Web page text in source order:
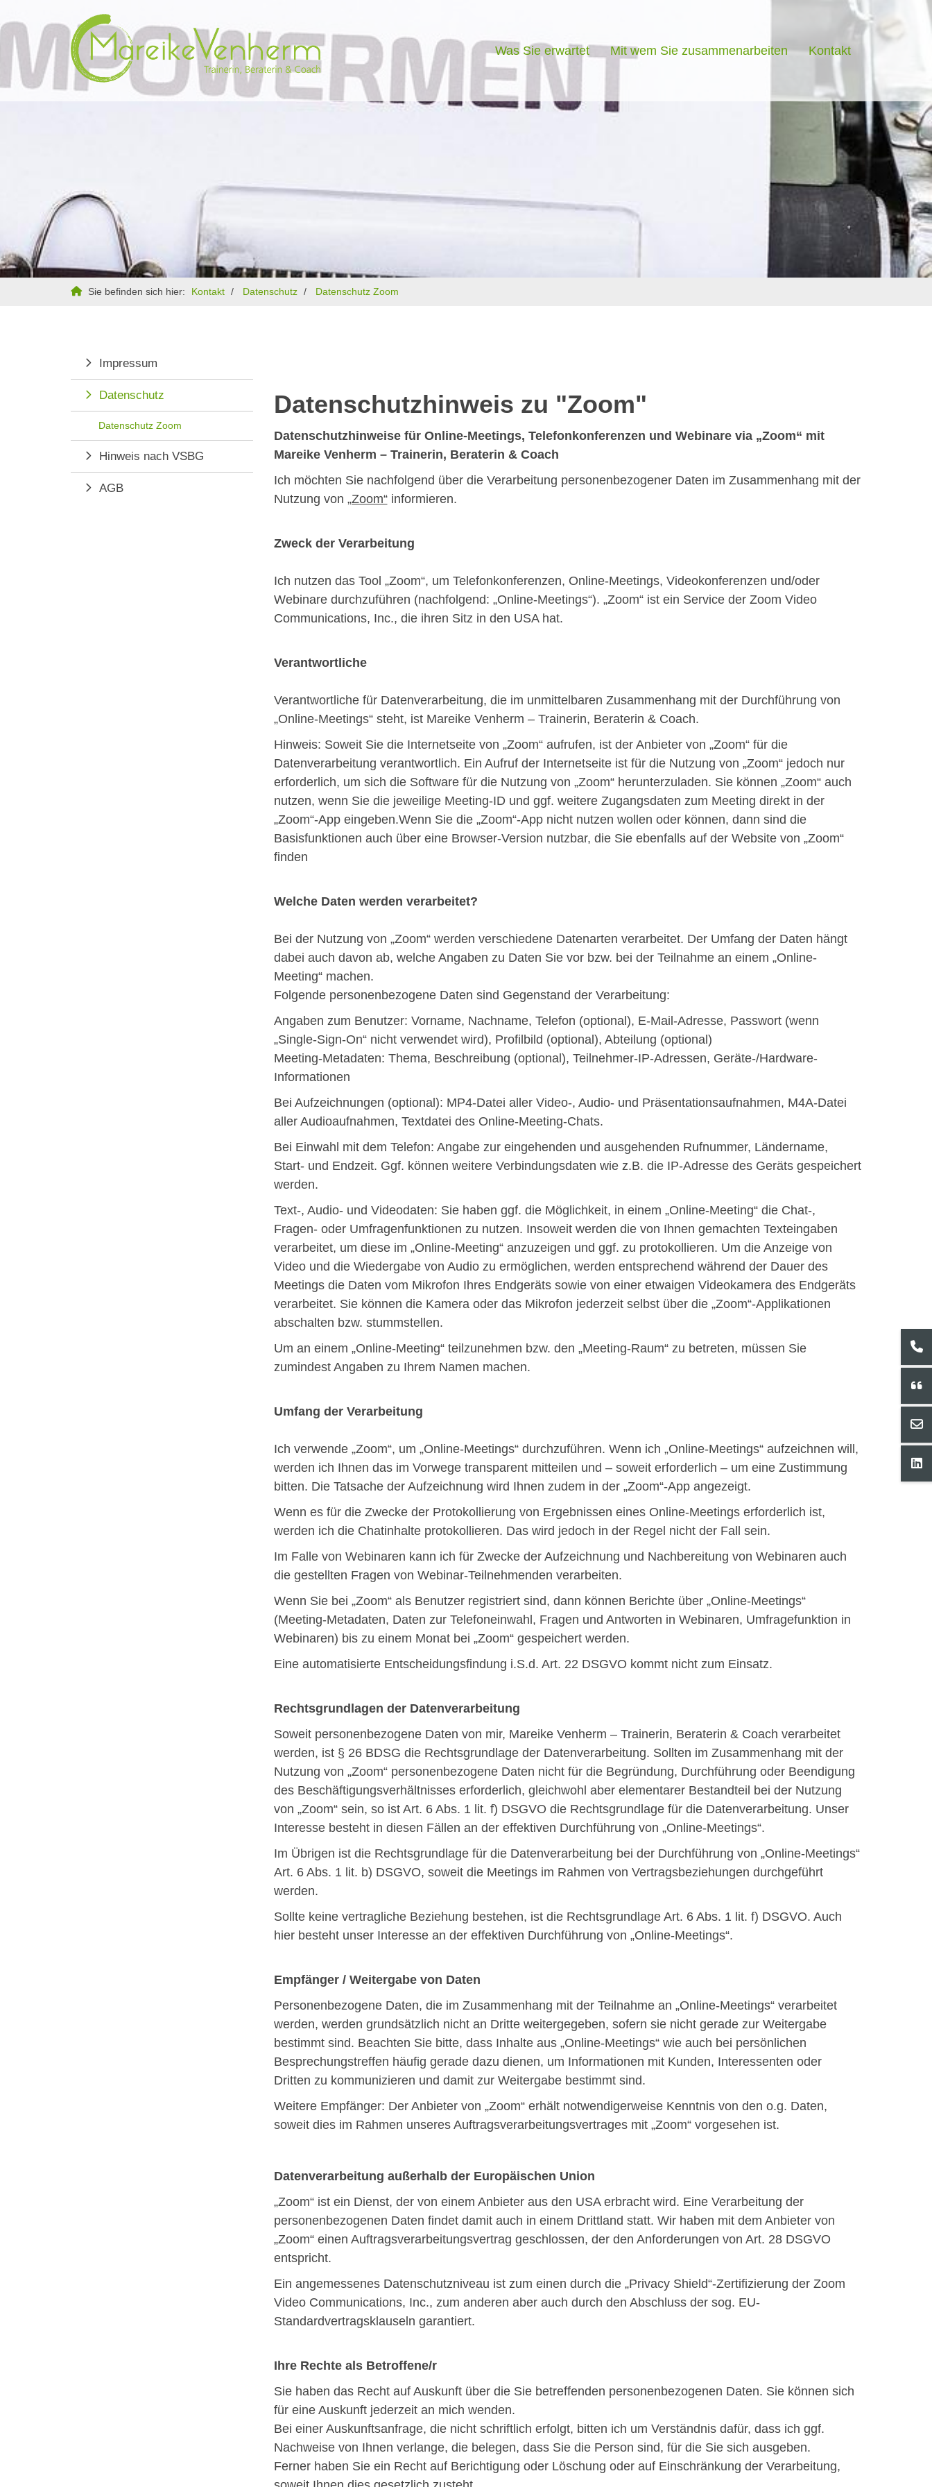
Was Sie erwartet Mit wem Sie zusammenarbeiten Kontakt
Sie befinden sich hier: Kontakt Datenschutz Datenschutz Zoom
Datenschutzhinweis zu "Zoom"
Datenschutzhinweise für Online-Meetings, Telefonkonferenzen und Webinare via „Zoom“ mit
Mareike Venherm – Trainerin, Beraterin & Coach
Ich möchten Sie nachfolgend über die Verarbeitung personenbezogener Daten im Zusammenhang mit der
Nutzung von „Zoom“informieren.
Zweck der Verarbeitung
Ich nutzen das Tool „Zoom“, um Telefonkonferenzen, Online-Meetings, Videokonferenzen und/oder
Webinare durchzuführen (nachfolgend: „Online-Meetings“). „Zoom“ ist ein Service der Zoom Video
Communications, Inc., die ihren Sitz in den USA hat.
Verantwortliche
Verantwortliche für Datenverarbeitung, die im unmittelbaren Zusammenhang mit der Durchführung von
„Online-Meetings“ steht, ist Mareike Venherm – Trainerin, Beraterin & Coach.
Hinweis: Soweit Sie die Internetseite von „Zoom“ aufrufen, ist der Anbieter von „Zoom“ für die
Datenverarbeitung verantwortlich. Ein Aufruf der Internetseite ist für die Nutzung von „Zoom“ jedoch nur
erforderlich, um sich die Software für die Nutzung von „Zoom“ herunterzuladen. Sie können „Zoom“ auch
nutzen, wenn Sie die jeweilige Meeting-ID und ggf. weitere Zugangsdaten zum Meeting direkt in der
„Zoom“-App eingeben.Wenn Sie die „Zoom“-App nicht nutzen wollen oder können, dann sind die
Basisfunktionen auch über eine Browser-Version nutzbar, die Sie ebenfalls auf der Website von „Zoom“
finden
Welche Daten werden verarbeitet?
Bei der Nutzung von „Zoom“ werden verschiedene Datenarten verarbeitet. Der Umfang der Daten hängt
dabei auch davon ab, welche Angaben zu Daten Sie vor bzw. bei der Teilnahme an einem „Online-
Meeting“ machen.
Folgende personenbezogene Daten sind Gegenstand der Verarbeitung:
Angaben zum Benutzer: Vorname, Nachname, Telefon (optional), E-Mail-Adresse, Passwort (wenn
„Single-Sign-On“ nicht verwendet wird), Profilbild (optional), Abteilung (optional)
Meeting-Metadaten: Thema, Beschreibung (optional), Teilnehmer-IP-Adressen, Geräte-/Hardware-
Informationen
Bei Aufzeichnungen (optional): MP4-Datei aller Video-, Audio- und Präsentationsaufnahmen, M4A-Datei
aller Audioaufnahmen, Textdatei des Online-Meeting-Chats.
Bei Einwahl mit dem Telefon: Angabe zur eingehenden und ausgehenden Rufnummer, Ländername,
Start- und Endzeit. Ggf. können weitere Verbindungsdaten wie z.B. die IP-Adresse des Geräts gespeichert
werden.
Text-, Audio- und Videodaten: Sie haben ggf. die Möglichkeit, in einem „Online-Meeting“ die Chat-,
Fragen- oder Umfragenfunktionen zu nutzen. Insoweit werden die von Ihnen gemachten Texteingaben
verarbeitet, um diese im „Online-Meeting“ anzuzeigen und ggf. zu protokollieren. Um die Anzeige von
Video und die Wiedergabe von Audio zu ermöglichen, werden entsprechend während der Dauer des
Meetings die Daten vom Mikrofon Ihres Endgeräts sowie von einer etwaigen Videokamera des Endgeräts
verarbeitet. Sie können die Kamera oder das Mikrofon jederzeit selbst über die „Zoom“-Applikationen
abschalten bzw. stummstellen.
Um an einem „Online-Meeting“ teilzunehmen bzw. den „Meeting-Raum“ zu betreten, müssen Sie
zumindest Angaben zu Ihrem Namen machen.
Umfang der Verarbeitung
Ich verwende „Zoom“, um „Online-Meetings“ durchzuführen. Wenn ich „Online-Meetings“ aufzeichnen will,
werden ich Ihnen das im Vorwege transparent mitteilen und – soweit erforderlich – um eine Zustimmung
bitten. Die Tatsache der Aufzeichnung wird Ihnen zudem in der „Zoom“-App angezeigt.
Wenn es für die Zwecke der Protokollierung von Ergebnissen eines Online-Meetings erforderlich ist,
werden ich die Chatinhalte protokollieren. Das wird jedoch in der Regel nicht der Fall sein.
Im Falle von Webinaren kann ich für Zwecke der Aufzeichnung und Nachbereitung von Webinaren auch
die gestellten Fragen von Webinar-Teilnehmenden verarbeiten.
Wenn Sie bei „Zoom“ als Benutzer registriert sind, dann können Berichte über „Online-Meetings“
(Meeting-Metadaten, Daten zur Telefoneinwahl, Fragen und Antworten in Webinaren, Umfragefunktion in
Webinaren) bis zu einem Monat bei „Zoom“ gespeichert werden.
Eine automatisierte Entscheidungsfindung i.S.d. Art. 22 DSGVO kommt nicht zum Einsatz.
Rechtsgrundlagen der Datenverarbeitung
Soweit personenbezogene Daten von mir, Mareike Venherm – Trainerin, Beraterin & Coach verarbeitet
werden, ist § 26 BDSG die Rechtsgrundlage der Datenverarbeitung. Sollten im Zusammenhang mit der
Nutzung von „Zoom“ personenbezogene Daten nicht für die Begründung, Durchführung oder Beendigung
des Beschäftigungsverhältnisses erforderlich, gleichwohl aber elementarer Bestandteil bei der Nutzung
von „Zoom“ sein, so ist Art. 6 Abs. 1 lit. f) DSGVO die Rechtsgrundlage für die Datenverarbeitung. Unser
Interesse besteht in diesen Fällen an der effektiven Durchführung von „Online-Meetings“.
Im Übrigen ist die Rechtsgrundlage für die Datenverarbeitung bei der Durchführung von „Online-Meetings“
Art. 6 Abs. 1 lit. b) DSGVO, soweit die Meetings im Rahmen von Vertragsbeziehungen durchgeführt
werden.
Sollte keine vertragliche Beziehung bestehen, ist die Rechtsgrundlage Art. 6 Abs. 1 lit. f) DSGVO. Auch
hier besteht unser Interesse an der effektiven Durchführung von „Online-Meetings“.
Empfänger / Weitergabe von Daten
Personenbezogene Daten, die im Zusammenhang mit der Teilnahme an „Online-Meetings“ verarbeitet
werden, werden grundsätzlich nicht an Dritte weitergegeben, sofern sie nicht gerade zur Weitergabe
bestimmt sind. Beachten Sie bitte, dass Inhalte aus „Online-Meetings“ wie auch bei persönlichen
Besprechungstreffen häufig gerade dazu dienen, um Informationen mit Kunden, Interessenten oder
Dritten zu kommunizieren und damit zur Weitergabe bestimmt sind.
Weitere Empfänger: Der Anbieter von „Zoom“ erhält notwendigerweise Kenntnis von den o.g. Daten,
soweit dies im Rahmen unseres Auftragsverarbeitungsvertrages mit „Zoom“ vorgesehen ist.
Datenverarbeitung außerhalb der Europäischen Union
„Zoom“ ist ein Dienst, der von einem Anbieter aus den USA erbracht wird. Eine Verarbeitung der
personenbezogenen Daten findet damit auch in einem Drittland statt. Wir haben mit dem Anbieter von
„Zoom“ einen Auftragsverarbeitungsvertrag geschlossen, der den Anforderungen von Art. 28 DSGVO
entspricht.
Ein angemessenes Datenschutzniveau ist zum einen durch die „Privacy Shield“-Zertifizierung der Zoom
Video Communications, Inc., zum anderen aber auch durch den Abschluss der sog. EU-
Standardvertragsklauseln garantiert.
Ihre Rechte als Betroffene/r
Sie haben das Recht auf Auskunft über die Sie betreffenden personenbezogenen Daten. Sie können sich
für eine Auskunft jederzeit an mich wenden.
Bei einer Auskunftsanfrage, die nicht schriftlich erfolgt, bitten ich um Verständnis dafür, dass ich ggf.
Nachweise von Ihnen verlange, die belegen, dass Sie die Person sind, für die Sie sich ausgeben.
Ferner haben Sie ein Recht auf Berichtigung oder Löschung oder auf Einschränkung der Verarbeitung,
Impressum
Datenschutz
Datenschutz Zoom
Hinweis nach VSBG
AGB